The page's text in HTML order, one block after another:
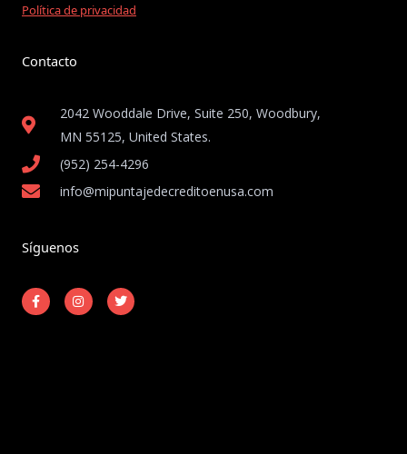
Política de privacidad
Contacto
2042 Wooddale Drive, Suite 250, Woodbury,
MN 55125, United States​.
(952) 254-4296
info@mipuntajedecreditoenusa.com
Síguenos
F
a
c
I
n
s
T
w
i